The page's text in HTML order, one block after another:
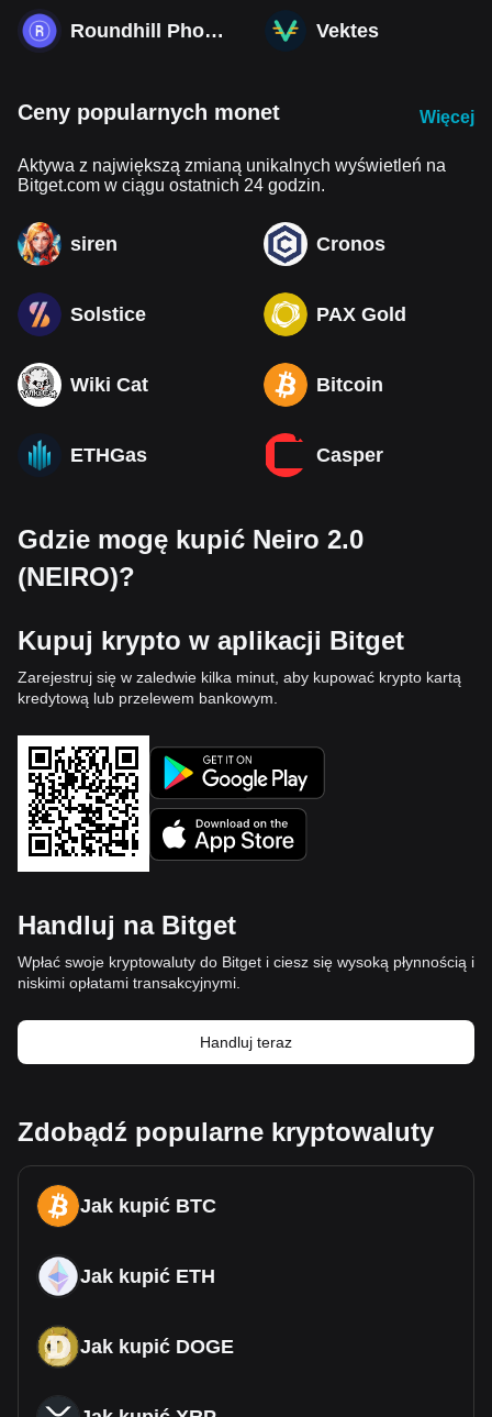
Roundhill Photonics & Optics ETF Vektes
Ceny popularnych monet Więcej
Aktywa z największą zmianą unikalnych wyświetleń na
Bitget.com w ciągu ostatnich 24 godzin.
siren Cronos
Solstice PAX Gold
Wiki Cat Bitcoin
ETHGas Casper
Gdzie mogę kupić Neiro 2.0
(NEIRO)?
Kupuj krypto w aplikacji Bitget
Zarejestruj się w zaledwie kilka minut, aby kupować krypto kartą
kredytową lub przelewem bankowym.
Handluj na Bitget
Wpłać swoje kryptowaluty do Bitget i ciesz się wysoką płynnością i
niskimi opłatami transakcyjnymi.
Handluj teraz
Zdobądź popularne kryptowaluty
Jak kupić BTC
Jak kupić ETH
Jak kupić DOGE